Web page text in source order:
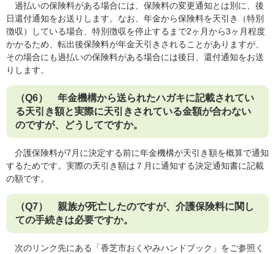
過払いの保険料がある場合には、保険料の変更通知とは別に、後
日還付通知をお送りします。なお、年金から保険料を天引き（特別
徴収）している場合、特別徴収を停止するまで2ヶ月から3ヶ月程度
かかるため、転出後保険料が年金天引きされることがありますが、
その場合にも過払いの保険料がある場合には後日、還付通知をお送
りします。
（Q6） 年金機構から送られたハガキに記載されてい
る天引き額と実際に天引きされている金額が合わない
のですが、どうしてですか。
介護保険料が7月に決定する前に年金機構が天引き額を概算で通知
するためです。実際の天引き額は７月に通知する決定通知書に記載
の額です。
（Q7） 親族が死亡したのですが、介護保険料に関し
ての手続きは必要ですか。
次のリンク先にある「香芝市おくやみハンドブック」をご参照く